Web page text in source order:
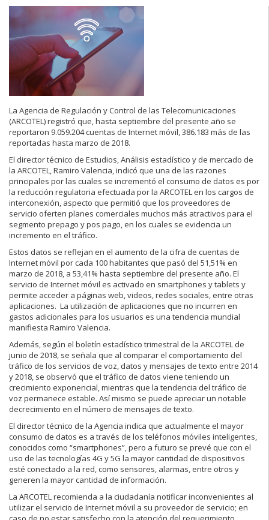
La Agencia de Regulación y Control de las Telecomunicaciones
(ARCOTEL) registró que, hasta septiembre del presente año se
reportaron 9.059.204 cuentas de Internet móvil, 386.183 más de las
reportadas hasta marzo de 2018.
El director técnico de Estudios, Análisis estadístico y de mercado de
la ARCOTEL, Ramiro Valencia, indicó que una de las razones
principales por las cuales se incrementó el consumo de datos es por
la reducción regulatoria efectuada por la ARCOTEL en los cargos de
interconexión, aspecto que permitió que los proveedores de
servicio oferten planes comerciales muchos más atractivos para el
segmento prepago y pos pago, en los cuales se evidencia un
incremento en el tráfico.
Estos datos se reflejan en el aumento de la cifra de cuentas de
Internet móvil por cada 100 habitantes que pasó del 51,51% en
marzo de 2018, a 53,41% hasta septiembre del presente año. El
servicio de Internet móvil es activado en smartphones y tablets y
permite acceder a páginas web, videos, redes sociales, entre otras
aplicaciones. La utilización de aplicaciones que no incurren en
gastos adicionales para los usuarios es una tendencia mundial
manifiesta Ramiro Valencia.
Además, según el boletín estadístico trimestral de la ARCOTEL de
junio de 2018, se señala que al comparar el comportamiento del
tráfico de los servicios de voz, datos y mensajes de texto entre 2014
y 2018, se observó que el tráfico de datos viene teniendo un
crecimiento exponencial, mientras que la tendencia del tráfico de
voz permanece estable. Así mismo se puede apreciar un notable
decrecimiento en el número de mensajes de texto.
El director técnico de la Agencia indica que actualmente el mayor
consumo de datos es a través de los teléfonos móviles inteligentes,
conocidos como “smartphones”, pero a futuro se prevé que con el
uso de las tecnologías 4G y 5G la mayor cantidad de dispositivos
esté conectado a la red, como sensores, alarmas, entre otros y
generen la mayor cantidad de información.
La ARCOTEL recomienda a la ciudadanía notificar inconvenientes al
utilizar el servicio de Internet móvil a su proveedor de servicio; en